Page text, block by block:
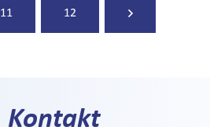
11 12
Kontakt